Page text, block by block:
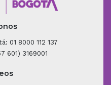
01 8000 112 137
601) 3169001